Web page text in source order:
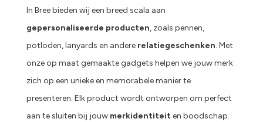
In Bree bieden wij een breed scala aan
gepersonaliseerde producten, zoals pennen,
potloden, lanyards en andere relatiegeschenken. Met
onze op maat gemaakte gadgets helpen we jouw merk
zich op een unieke en memorabele manier te
presenteren. Elk product wordt ontworpen om perfect
aan te sluiten bij jouw merkidentiteiten boodschap.